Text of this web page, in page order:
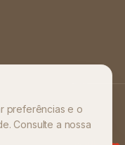
preferências e o
Consulte a nossa